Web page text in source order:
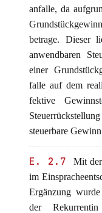
anfalle, da
betrage. Dieser
anwendbaren
einer
falle auf dem
fektive
steuerbare
E. 2.7
Mit
im
Ergänzung
der